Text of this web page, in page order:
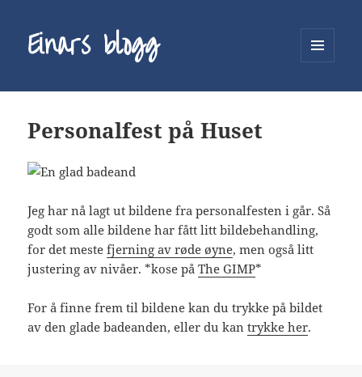
Einars blogg
WIDGETER
Personalfest på Huset
Jeg har nå lagt ut bildene fra personalfesten i går. Så
godt som alle bildene har fått litt bildebehandling,
for det mestefjerning av røde øyne, men også litt
justering av nivåer. *kose påThe GIMP*
For å finne frem til bildene kan du trykke på bildet
av den glade badeanden, eller du kantrykke her.